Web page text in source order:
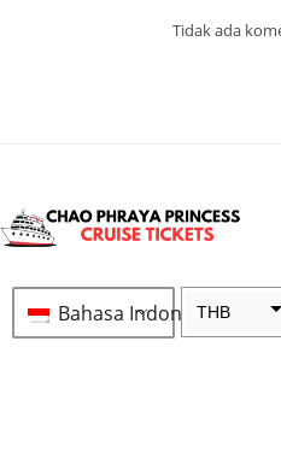
Tidak ada
Bahasa Indonesia
THB